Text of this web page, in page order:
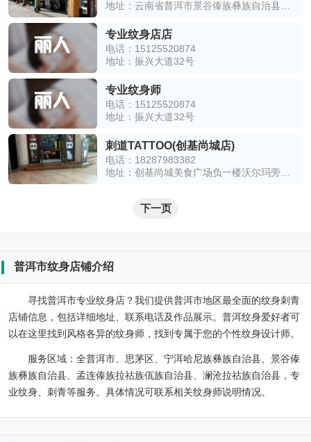
专业纹身店店
电话：15125520874
地址：振兴大道32号
专业纹身师
电话：15125520874
地址：振兴大道32号
刺道TATTOO(创基尚城店)
电话：18287983382
下一页
普洱市纹身店铺介绍
寻找普洱市专业纹身店？我们提供普洱市地区最全面的纹身刺青
店铺信息，包括详细地址、联系电话及作品展示。普洱纹身爱好者可
以在这里找到风格各异的纹身师，找到专属于您的个性纹身设计师。
服务区域： 全普洱市、思茅区、宁洱哈尼族彝族自治县、景谷傣
族彝族自治县、孟连傣族拉祜族佤族自治县、澜沧拉祜族自治县，专
业纹身、刺青等服务。具体情况可联系相关纹身师说明情况。